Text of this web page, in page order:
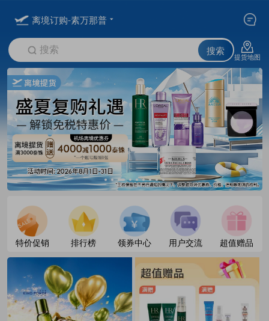
离境订购-素万那普
搜索 搜索
提货地图
特价促销 排行榜 领券中心 用户交流 超值赠品